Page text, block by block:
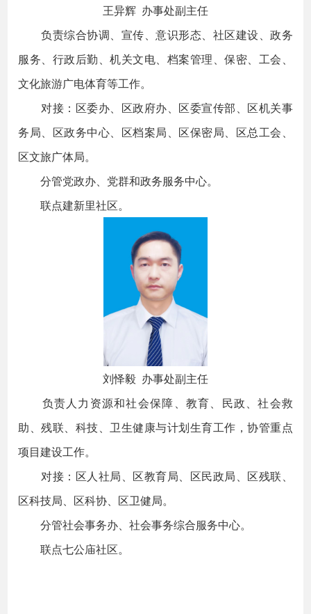
王异辉 办事处副主任
负责综合协调、宣传、意识形态、社区建设、政务
服务、行政后勤、机关文电、档案管理、保密、工会、
文化旅游广电体育等工作。
对接：区委办、区政府办、区委宣传部、区机关事
务局、区政务中心、区档案局、区保密局、区总工会、
区文旅广体局。
分管党政办、党群和政务服务中心。
联点建新里社区。
刘怿毅 办事处副主任
负责人力资源和社会保障、教育、民政、社会救
助、残联、科技、卫生健康与计划生育工作，协管重点
项目建设工作。
对接：区人社局、区教育局、区民政局、区残联、
区科技局、区科协、区卫健局。
分管社会事务办、社会事务综合服务中心。
联点七公庙社区。